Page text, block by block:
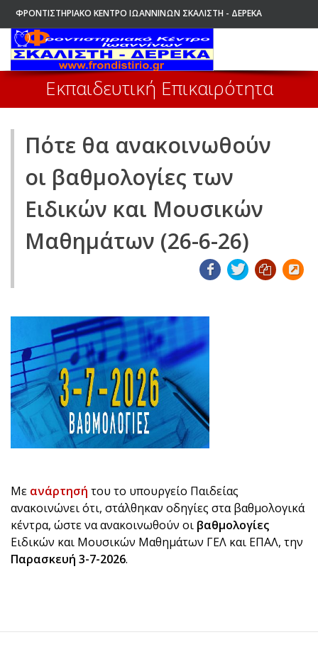
ΦΡΟΝΤΙΣΤΗΡΙΑΚΟ ΚΕΝΤΡΟ ΙΩΑΝΝΙΝΩΝ ΣΚΑΛΙΣΤΗ - ΔΕΡΕΚΑ
Εκπαιδευτική Επικαιρότητα
Πότε θα ανακοινωθούν
οι βαθμολογίες των
Ειδικών και Μουσικών
Μαθημάτων (26-6-26)
Με ανάρτησή του το υπουργείο Παιδείας
ανακοινώνει ότι, στάλθηκαν οδηγίες στα βαθμολογικά
κέντρα, ώστε να ανακοινωθούν οι βαθμολογίες
Ειδικών και Μουσικών Μαθημάτων ΓΕΛ και ΕΠΑΛ, την
Παρασκευή 3-7-2026.